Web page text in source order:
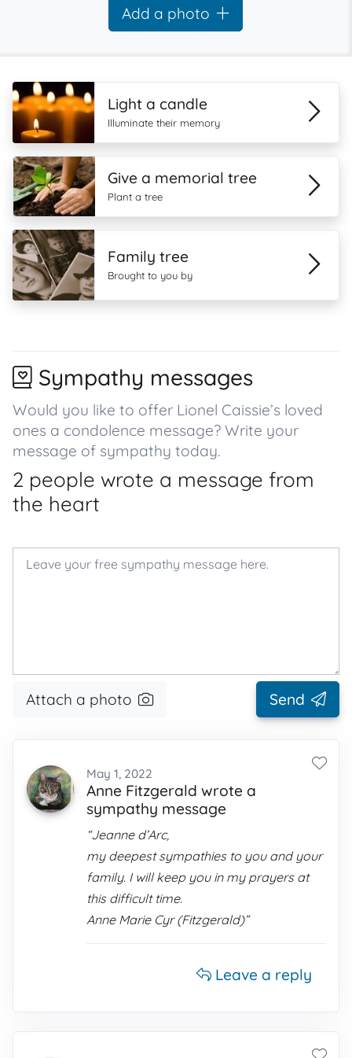
Add a photo
Light a candle
Illuminate their memory
Give a memorial tree
Plant a tree
Family tree
Brought to you by
Sympathy messages
Would you like to offer Lionel Caissie’s loved
ones a condolence message? Write your
message of sympathy today.
2 people wrote a message from
the heart
Attach a photo Send
May 1, 2022
Anne Fitzgerald wrote a
sympathy message
“Jeanne d’Arc,
my deepest sympathies to you and your
family. I will keep you in my prayers at
this difficult time.
Anne Marie Cyr (Fitzgerald)”
Leave a reply